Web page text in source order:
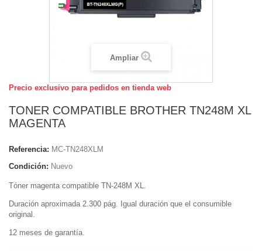
Ampliar
Precio exclusivo para pedidos en tienda web
TONER COMPATIBLE BROTHER TN248M XL
MAGENTA
Referencia: MC-TN248XLM
Condición: Nuevo
Tóner magenta compatible TN-248M XL.
Duración aproximada 2.300 pág. Igual duración que el consumible
original.
12 meses de garantía.